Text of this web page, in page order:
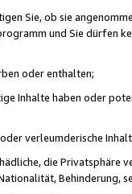
Sie, ob sie
und Sie dürfen
oder enthalten;
Inhalte haben oder
verleumderische
die Privatsphäre
Behinderung,